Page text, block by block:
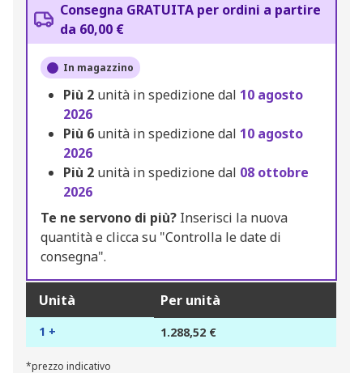
Consegna GRATUITA per ordini a partire
da 60,00 €
In magazzino
Più 2 unità in spedizione dal 10 agosto
2026
Più 6 unità in spedizione dal 10 agosto
2026
Più 2 unità in spedizione dal 08 ottobre
2026
Te ne servono di più? Inserisci la nuova
quantità e clicca su "Controlla le date di
consegna".
Unità Per unità
1 + 1.288,52 €
*prezzo indicativo